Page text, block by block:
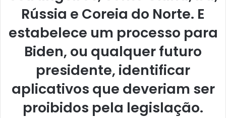
Rússia e Coreia do Norte. E
estabelece um processo para
Biden, ou qualquer futuro
presidente, identificar
aplicativos que deveriam ser
proibidos pela legislação.